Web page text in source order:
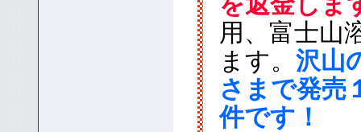
用、富士山
ます。 沢山
さまで発売
件です！